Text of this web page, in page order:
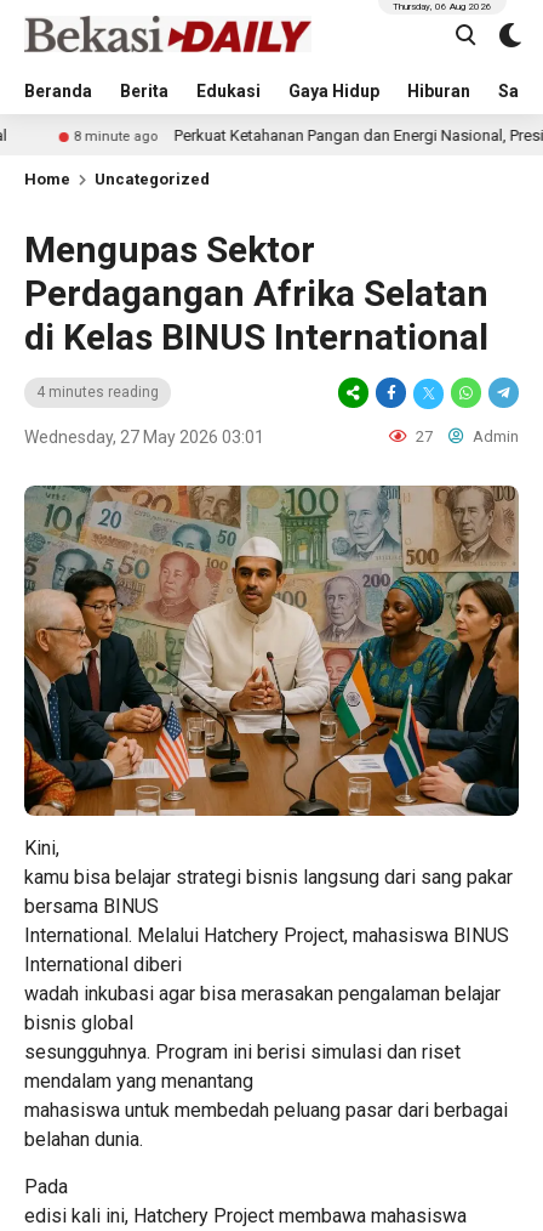
Beranda Berita Edukasi Gaya Hidup Hiburan
Thursday, 06 Aug 2026
ago Perkuat Ketahanan Pangan dan Energi Nasional, Presiden Prabowo
Home Uncategorized
Mengupas Sektor
Perdagangan Afrika Selatan
di Kelas BINUS International
4 minutes reading
Wednesday, 27 May 2026 03:01 27 Admin
Kini,
kamu bisa belajar strategi bisnis langsung dari sang pakar
bersama BINUS
International. Melalui Hatchery Project, mahasiswa BINUS
International diberi
wadah inkubasi agar bisa merasakan pengalaman belajar
bisnis global
sesungguhnya. Program ini berisi simulasi dan riset
mendalam yang menantang
mahasiswa untuk membedah peluang pasar dari berbagai
belahan dunia.
Pada
edisi kali ini, Hatchery Project membawa mahasiswa